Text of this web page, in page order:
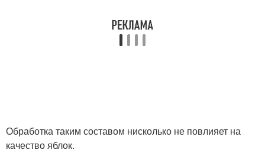
Обработка таким составом нисколько не повлияет на
качество яблок.